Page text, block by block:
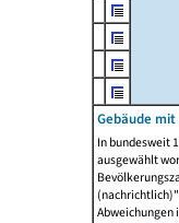
Gebäude
In bundesweit
ausgewählt
Abweichungen